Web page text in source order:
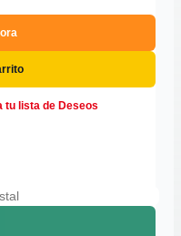
tu lista de Deseos